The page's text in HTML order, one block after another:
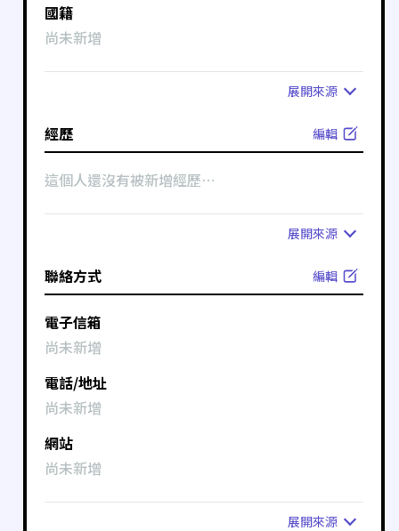
國籍
尚未新增
展開來源
經歷 編輯
這個人還沒有被新增經歷⋯
展開來源
聯絡方式 編輯
電子信箱
尚未新增
電話/地址
尚未新增
網站
尚未新增
展開來源